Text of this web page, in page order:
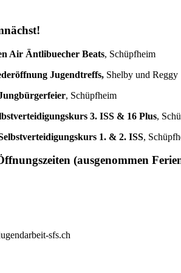
Air Äntlibuecher Beats, Schüpfheim
Jugendtreffs, Shelby und Reggy
, Schüpfheim
3. ISS & 16 Plus,
1. & 2. ISS,
(ausgenommen
sfs.ch